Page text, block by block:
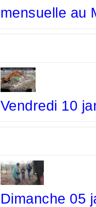
mensuelle au
Vendredi 10
Dimanche 05